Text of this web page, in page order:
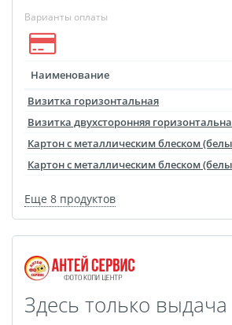
Сертификаты
Варианты оплаты
Наименование
Визитка горизонтальная
Визитка двухсторонняя
Картон с металлическим блеском
Картон с металлическим блеском
Еще 8 продуктов
Здесь только